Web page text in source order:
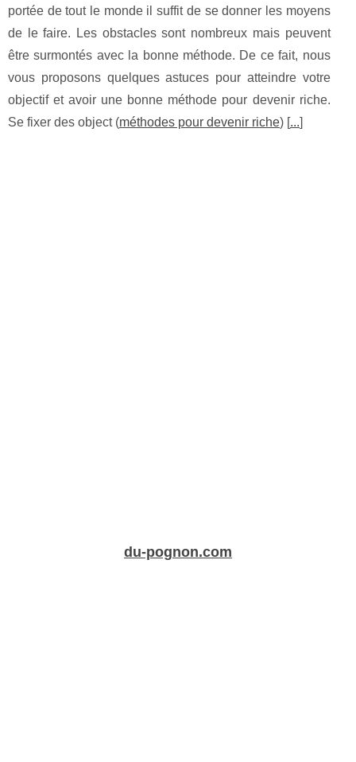
portée de tout le monde il suffit de se donner les moyens
de le faire. Les obstacles sont nombreux mais peuvent
être surmontés avec la bonne méthode. De ce fait, nous
vous proposons quelques astuces pour atteindre votre
objectif et avoir une bonne méthode pour devenir riche.
Se fixer des object (méthodes pour devenir riche) [...]
du-pognon.com